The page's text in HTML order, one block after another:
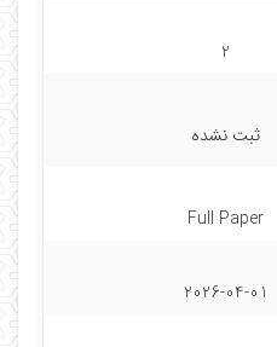
2
ثبت نشده
Full Paper
2026-04-01